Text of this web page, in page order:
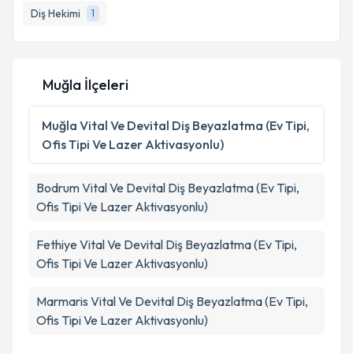
Diş Hekimi 1
E-posta Adresiniz
Kişisel verilerimin işlenmesine ilişkinAydınlatma
Metni
'ni okudum ve kişisel verilerimin belirtilen
kapsamda işlenmesini kabul ediyorum.
Takvim Talebini Gönder
Muğla İlçeleri
Muğla Vital Ve Devital Diş Beyazlatma (Ev Tipi,
Ofis Tipi Ve Lazer Aktivasyonlu)
BodrumVital Ve Devital Diş Beyazlatma (Ev Tipi,
Ofis Tipi Ve Lazer Aktivasyonlu)
Fethiye Vital Ve Devital Diş Beyazlatma (Ev Tipi,
Ofis Tipi Ve Lazer Aktivasyonlu)
Marmaris Vital Ve Devital Diş Beyazlatma (Ev Tipi,
Ofis Tipi Ve Lazer Aktivasyonlu)